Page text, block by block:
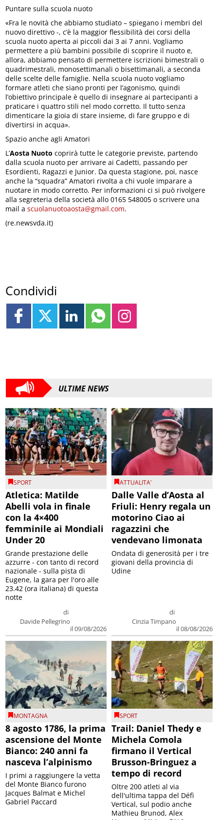
Puntare sulla scuola nuoto
«Fra le novità che abbiamo studiato – spiegano i membri del
nuovo direttivo -, c’è la maggior flessibilità dei corsi della
scuola nuoto aperta ai piccoli dai 3 ai 7 anni. Vogliamo
permettere a più bambini possibile di scoprire il nuoto e,
allora, abbiamo pensato di permettere iscrizioni bimestrali o
quadrimestrali, monosettimanali o bisettimanali, a seconda
delle scelte delle famiglie. Nella scuola nuoto vogliamo
formare atleti che siano pronti per l’agonismo, quindi
l’obiettivo principale è quello di insegnare ai partecipanti a
praticare i quattro stili nel modo corretto. Il tutto senza
dimenticare la gioia di stare insieme, di fare gruppo e di
divertirsi in acqua».
Spazio anche agli Amatori
L’Aosta Nuoto coprirà tutte le categorie previste, partendo
dalla scuola nuoto per arrivare ai Cadetti, passando per
Esordienti, Ragazzi e Junior. Da questa stagione, poi, nasce
anche la “squadra” Amatori rivolta a chi vuole imparare a
nuotare in modo corretto. Per informazioni ci si può rivolgere
alla segreteria della società allo 0165 548005 o scrivere una
mail ascuolanuotoaosta@gmail.com.
(re.newsvda.it)
Condividi
ULTIME NEWS
SPORT
Atletica: Matilde
Abelli vola in finale
con la 4×400
femminile ai Mondiali
Under 20
di
Davide Pellegrino
il 09/08/2026
Grande prestazione delle
azzurre - con tanto di record
nazionale - sulla pista di
Eugene, la gara per l'oro alle
23.42 (ora italiana) di questa
notte
ATTUALITA'
Dalle Valle d’Aosta al
Friuli: Henry regala un
motorino Ciao ai
ragazzini che
vendevano limonata
di
Cinzia Timpano
il 08/08/2026
Ondata di generosità per i tre
giovani della provincia di
Udine
MONTAGNA
8 agosto 1786, la prima
ascensione del Monte
Bianco: 240 anni fa
nasceva l’alpinismo
I primi a raggiungere la vetta
del Monte Bianco furono
Jacques Balmat e Michel
Gabriel Paccard
SPORT
Trail: Daniel Thedy e
Michela Comola
firmano il Vertical
Brusson-Bringuez a
tempo di record
Oltre 200 atleti al via
dell'ultima tappa del Défì
Vertical, sul podio anche
Mathieu Brunod, Alex